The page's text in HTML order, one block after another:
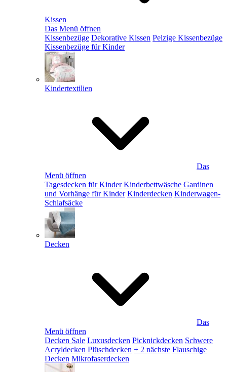
Kissen
Das Menü öffnen
Kissenbezüge Dekorative Kissen Pelzige Kissenbezüge
Kissenbezüge für Kinder
Kindertextilien
Das
Menü öffnen
Tagesdecken für Kinder Kinderbettwäsche Gardinen
und Vorhänge für Kinder Kinderdecken Kinderwagen-
Schlafsäcke
Decken
Das
Menü öffnen
Decken Sale Luxusdecken Picknickdecken Schwere
Acryldecken Plüschdecken + 2 nächste Flauschige
Decken Mikrofaserdecken